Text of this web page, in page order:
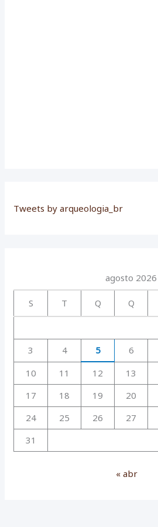
Tweets by arqueologia_br
agosto 2026
S T Q Q
3
4 5 6
10
11 12 13
17
18 19 20
24
25 26 27
31
« abr